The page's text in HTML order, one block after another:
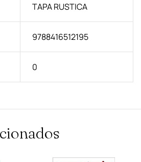
TAPA RUSTICA
9788416512195
0